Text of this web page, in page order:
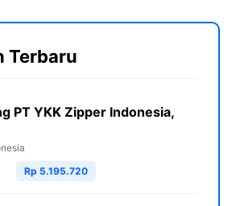
Terbaru
PT YKK Zipper Indonesia,
Rp 5.195.720